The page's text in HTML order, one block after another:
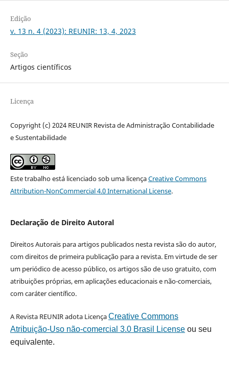
Edição
v. 13 n. 4 (2023): REUNIR: 13, 4, 2023
Seção
Artigos científicos
Licença
Copyright (c) 2024 REUNIR Revista de Administração Contabilidade
e Sustentabilidade
Este trabalho está licenciado sob uma licençaCreative Commons
Attribution-NonCommercial 4.0 International License.
Declaração de Direito Autoral
Direitos Autorais para artigos publicados nesta revista são do autor,
com direitos de primeira publicação para a revista. Em virtude de ser
um periódico de acesso público, os artigos são de uso gratuito, com
atribuições próprias, em aplicações educacionais e não-comerciais,
com caráter científico.
A Revista REUNIR adota LicençaCreative Commons
Atribuição-Uso não-comercial 3.0 Brasil Licenseou seu
equivalente.